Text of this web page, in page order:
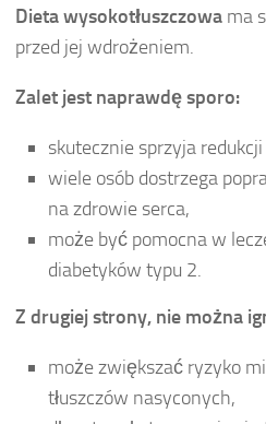
Dieta wysokotłuszczowa ma
przed jej wdrożeniem.
Zalet jest naprawdę sporo:
skutecznie sprzyja
wiele osób dostrzega
na zdrowie serca,
może być pomocna w
diabetyków typu 2.
Z drugiej strony, nie można
może zwiększać ryzyko
tłuszczów nasyconych,